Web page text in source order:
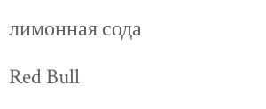
лимонная сода
Red Bull